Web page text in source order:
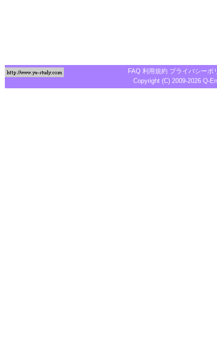
FAQ 利用規約 プライバシーポ
Copyright (C) 2009-2026 Q-